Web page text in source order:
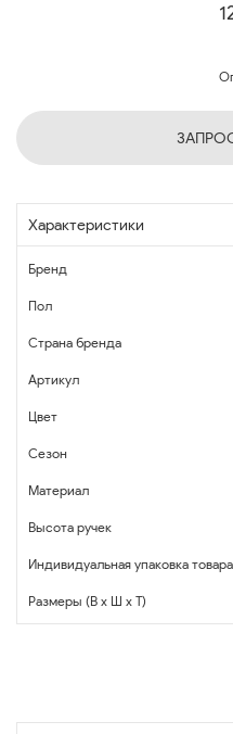
Характеристики
Бренд
Пол
Страна бренда
Артикул
Цвет
Сезон
Материал
Высота ручек
Индивидуальная упаковка товара
Размеры (В x Ш x Т)